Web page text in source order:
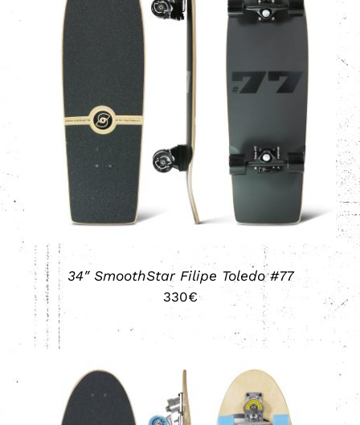
Valorado
AÑADIR AL CARRITO DETALLES
34″ SmoothStar Filipe Toledo #77
330€